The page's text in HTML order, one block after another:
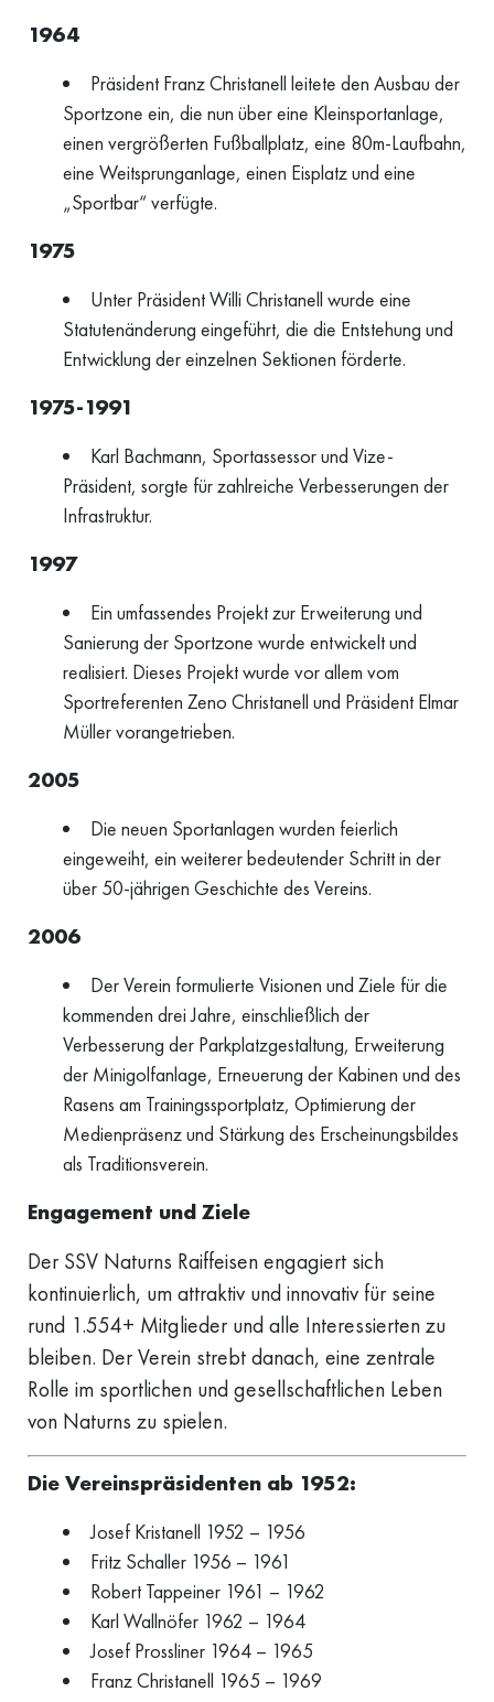
1964
Präsident Franz Christanell leitete den Ausbau der
Sportzone ein, die nun über eine Kleinsportanlage,
einen vergrößerten Fußballplatz, eine 80m-Laufbahn,
eine Weitsprunganlage, einen Eisplatz und eine
„Sportbar“ verfügte.
1975
Unter Präsident Willi Christanell wurde eine
Statutenänderung eingeführt, die die Entstehung und
Entwicklung der einzelnen Sektionen förderte.
1975-1991
Karl Bachmann, Sportassessor und Vize-
Präsident, sorgte für zahlreiche Verbesserungen der
Infrastruktur.
1997
Ein umfassendes Projekt zur Erweiterung und
Sanierung der Sportzone wurde entwickelt und
realisiert. Dieses Projekt wurde vor allem vom
Sportreferenten Zeno Christanell und Präsident Elmar
Müller vorangetrieben.
2005
Die neuen Sportanlagen wurden feierlich
eingeweiht, ein weiterer bedeutender Schritt in der
über 50-jährigen Geschichte des Vereins.
2006
Der Verein formulierte Visionen und Ziele für die
kommenden drei Jahre, einschließlich der
Verbesserung der Parkplatzgestaltung, Erweiterung
der Minigolfanlage, Erneuerung der Kabinen und des
Rasens am Trainingssportplatz, Optimierung der
Medienpräsenz und Stärkung des Erscheinungsbildes
als Traditionsverein.
Engagement und Ziele
Der SSV Naturns Raiffeisen engagiert sich
kontinuierlich, um attraktiv und innovativ für seine
rund 1.554+ Mitglieder und alle Interessierten zu
bleiben. Der Verein strebt danach, eine zentrale
Rolle im sportlichen und gesellschaftlichen Leben
von Naturns zu spielen.
Die Vereinspräsidenten ab 1952:
Josef Kristanell 1952 – 1956
Fritz Schaller 1956 – 1961
Robert Tappeiner 1961 – 1962
Karl Wallnöfer 1962 – 1964
Josef Prossliner 1964 – 1965
Franz Christanell 1965 – 1969